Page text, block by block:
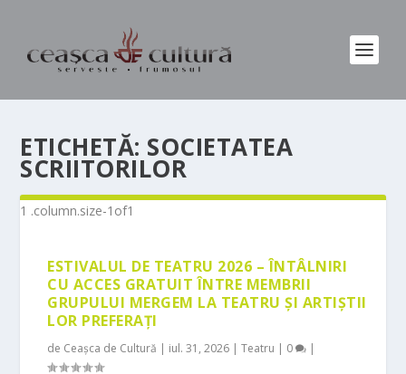
ETICHETĂ: SOCIETATEA
SCRIITORILOR
ESTIVALUL DE TEATRU 2026 – ÎNTÂLNIRI
CU ACCES GRATUIT ÎNTRE MEMBRII
GRUPULUI MERGEM LA TEATRU ȘI ARTIȘTII
LOR PREFERAȚI
de Ceașca de Cultură | iul. 31, 2026 |Teatru | 0 |